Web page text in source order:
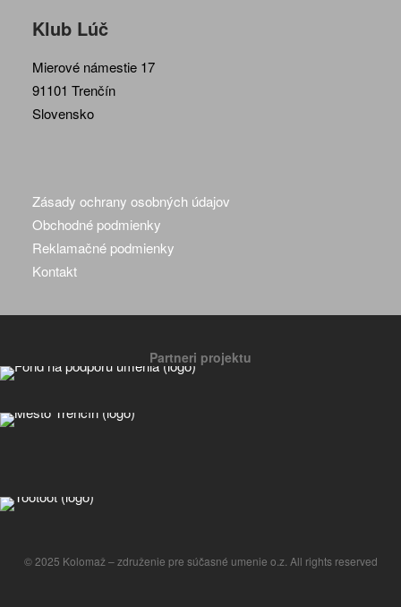
Klub Lúč
Mierové námestie 17
91101 Trenčín
Slovensko
Zásady ochrany osobných údajov
Obchodné podmienky
Reklamačné podmienky
Kontakt
Partneri projektu
© 2025 Kolomaž – združenie pre súčasné umenie o.z. All rights reserved